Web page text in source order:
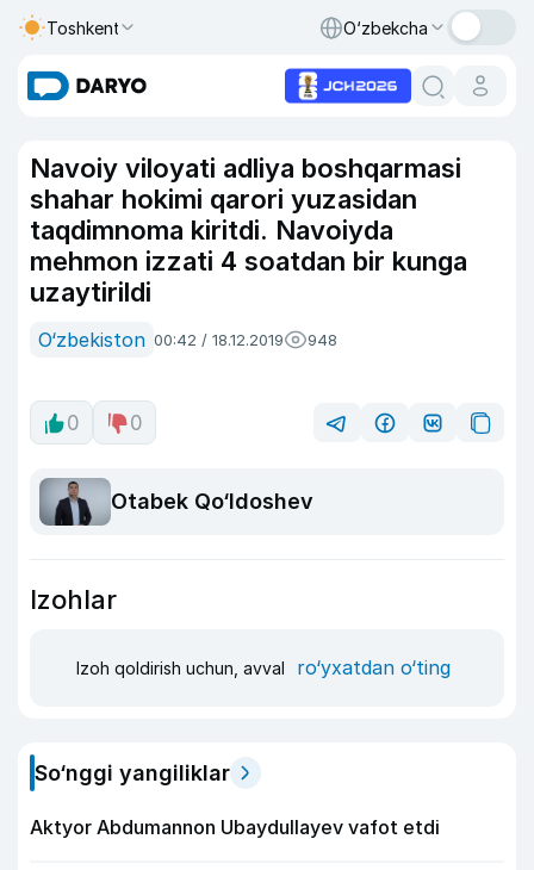
Toshkent O‘zbekcha
Navoiy viloyati adliya boshqarmasi
shahar hokimi qarori yuzasidan
taqdimnoma kiritdi. Navoiyda
mehmon izzati 4 soatdan bir kunga
uzaytirildi
O‘zbekiston 00:42 / 18.12.2019 948
0 0
Otabek Qo‘ldoshev
Izohlar
Izoh qoldirish uchun, avval ro‘yxatdan o‘ting
So‘nggi yangiliklar
Aktyor Abdu­mannon Ubaydullayev vafot etdi